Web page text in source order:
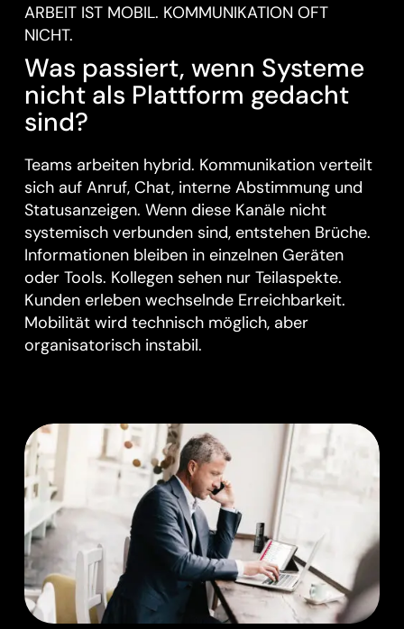
ARBEIT IST MOBIL. KOMMUNIKATION OFT
NICHT.
Was passiert, wenn Systeme
nicht als Plattform gedacht
sind?
Teams arbeiten hybrid. Kommunikation verteilt
sich auf Anruf, Chat, interne Abstimmung und
Statusanzeigen. Wenn diese Kanäle nicht
systemisch verbunden sind, entstehen Brüche.
Informationen bleiben in einzelnen Geräten
oder Tools. Kollegen sehen nur Teilaspekte.
Kunden erleben wechselnde Erreichbarkeit.
Mobilität wird technisch möglich, aber
organisatorisch instabil.